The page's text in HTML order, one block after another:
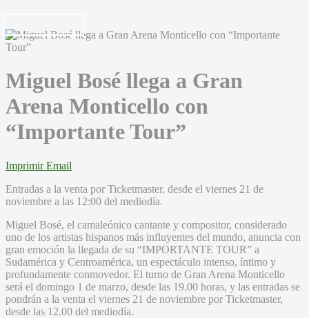
Miguel Bosé llega a Gran
Arena Monticello con
“Importante Tour”
Imprimir Email
Entradas a la venta por Ticketmaster, desde el viernes 21 de
noviembre a las 12:00 del mediodía.
Miguel Bosé, el camaleónico cantante y compositor, considerado
uno de los artistas hispanos más influyentes del mundo, anuncia con
gran emoción la llegada de su “IMPORTANTE TOUR” a
Sudamérica y Centroamérica, un espectáculo intenso, íntimo y
profundamente conmovedor. El turno de Gran Arena Monticello
será el domingo 1 de marzo, desde las 19.00 horas, y las entradas se
pondrán a la venta el viernes 21 de noviembre por Ticketmaster,
desde las 12.00 del mediodía.